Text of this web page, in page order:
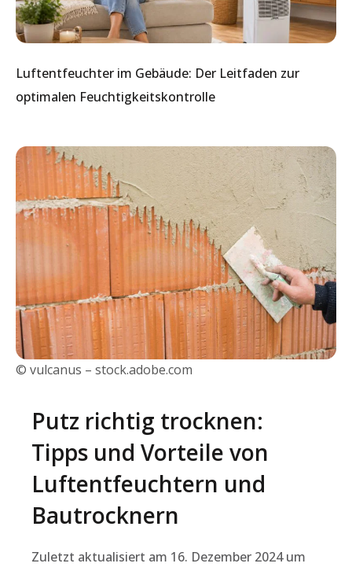
© vulcanus – stock.adobe.com
Putz richtig trocknen:
Tipps und Vorteile von
Luftentfeuchtern und
Bautrocknern
Zuletzt aktualisiert am 16. Dezember 2024 um
Luftentfeuchter im Gebäude: Der Leitfaden zur
optimalen Feuchtigkeitskontrolle